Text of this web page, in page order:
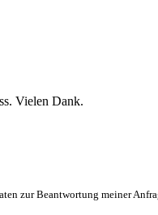
Vielen Dank.
zur Beantwortung meiner